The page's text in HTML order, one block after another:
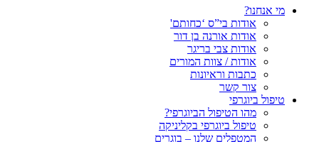
מי אנחנו?
אודות בי”ס ‘כחותם'
אודות אורנה בן דור
אודות צבי בריגר
אודות / צוות המורים
כתבות וראיונות
צור קשר
טיפול ביוגרפי
מהו הטיפול הביוגרפי?
טיפול ביוגרפי בקליניקה
המטפלים שלנו – בוגרים